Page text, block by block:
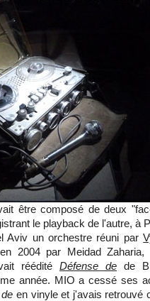
être composé de deux
le playback de l'autre, à
Aviv un orchestre réuni par
2004 par Meidad
réédité Défense de de
année. MIO a cessé ses
en vinyle et j'avais retrouvé